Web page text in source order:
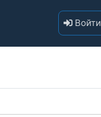
Войти